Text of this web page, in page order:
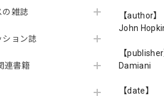
の雑誌
ション誌
連書籍
【author】
John
【publisher
Damiani
【date】